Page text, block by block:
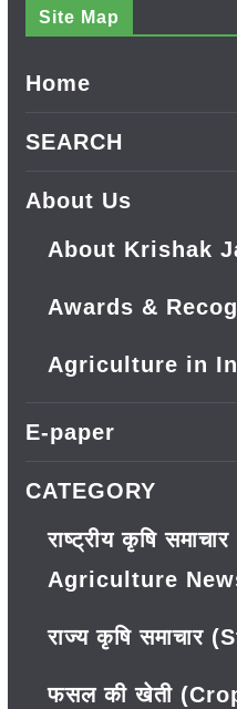
Site Map
Home
SEARCH
About Us
About Krishak
Awards &
Agriculture in
E-paper
CATEGORY
राष्ट्रीय कृषि
Agriculture
राज्य कृषि समाचार
फसल की खेती